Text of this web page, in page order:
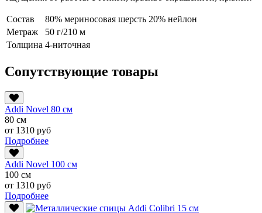
Состав
80% мериносовая шерсть 20% нейлон
Метраж
50 г/210 м
Толщина 4-ниточная
Сопутствующие товары
Addi Novel 80 см
80 см
от 1310 руб
Подробнее
Addi Novel 100 см
100 см
от 1310 руб
Подробнее